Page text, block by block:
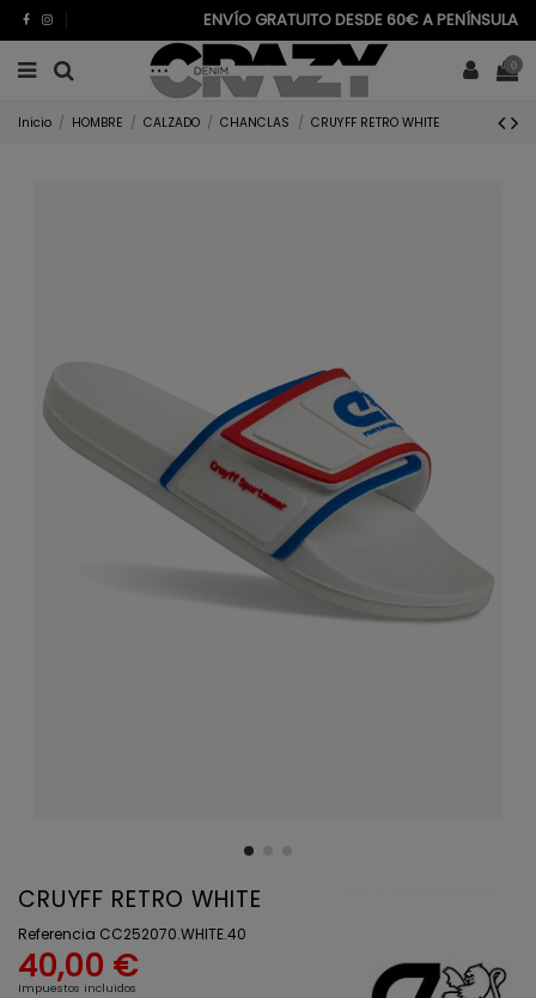
ENVÍO GRATUITO DESDE 60€ A PENÍNSULA
0
Inicio HOMBRE CALZADO CHANCLAS CRUYFF RETRO WHITE
CRUYFF RETRO WHITE
Referencia CC252070.WHITE.40
40,00 €
Impuestos incluidos